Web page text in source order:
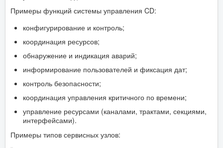
Примеры функций системы управления CD:
конфигурирование и контроль;
координация ресурсов;
обнаружение и индикация аварий;
информирование пользователей и фиксация дат;
контроль безопасности;
координация управления критичного по времени;
управление ресурсами (каналами, трактами, секциями,
интерфейсами).
Примеры типов сервисных узлов: